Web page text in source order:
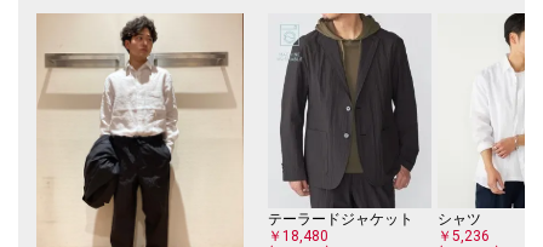
【デザイン・仕様】
新たなコンフォートラインのノープリーツ イージーパンツです。
リラックス感のあるウエストシャーリングのデザインに対して、すっきり
とした腰回りのフィット感が特徴の1本。
ルーズになり過ぎない上品なシルエットと快適な着用感を両立させたパン
出し隠し可能なドローコードとベルトループによって、幅広い着こなしを
お楽しみいただけます。
同素材でセットアップ着用可能なジャケット・シャツとシルエット違いの
パンツを展開。
テーラードジャケット
￥18,480
シャツ
￥5,236